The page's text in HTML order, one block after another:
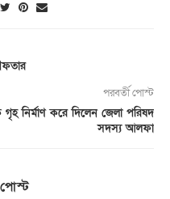
পরবর্তী পোস্ট
গৃহ নির্মাণ করে দিলেন জেলা পরিষদ
সদস্য আলফা